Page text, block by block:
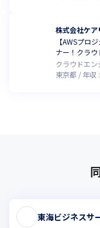
株式会社ケア
【AWSプロ
ナー！クラ
クラウドエン
東京都
年収 :
東海ビジネスサ